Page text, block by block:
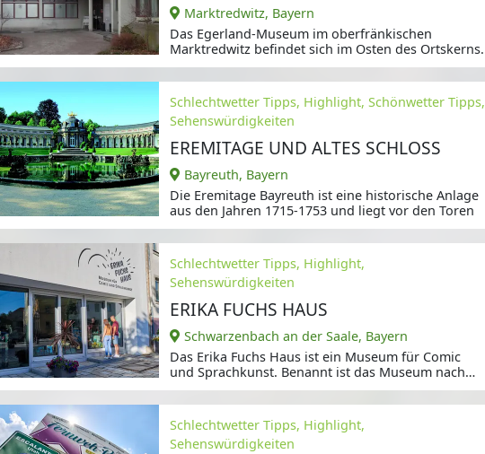
Marktredwitz, Bayern
Das Egerland-Museum im oberfränkischen
Marktredwitz befindet sich im Osten des Ortskerns.
Schlechtwetter Tipps, Highlight, Schönwetter Tipps,
Sehenswürdigkeiten
EREMITAGE UND ALTES SCHLOSS
Bayreuth, Bayern
Die Eremitage Bayreuth ist eine historische Anlage
aus den Jahren 1715-1753 und liegt vor den Toren
Schlechtwetter Tipps, Highlight,
Sehenswürdigkeiten
ERIKA FUCHS HAUS
Schwarzenbach an der Saale, Bayern
Das Erika Fuchs Haus ist ein Museum für Comic
und Sprachkunst. Benannt ist das Museum nach
Dr.
Schlechtwetter Tipps, Highlight,
Sehenswürdigkeiten